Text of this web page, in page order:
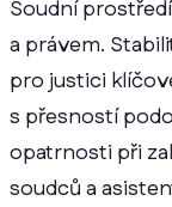
Soudní
a právem.
pro justici
s přesností
opatrnosti při
soudců a